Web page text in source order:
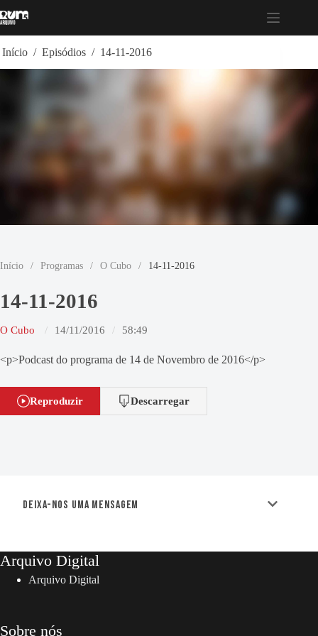
para
Início / Episódios / 14-11-2016
Início / Programas / O Cubo / 14-11-2016
14-11-2016
O Cubo 14/11/2016 58:49
<p>Podcast do programa de 14 de Novembro de 2016</p>
Reproduzir Descarregar
Deixa-nos uma mensagem
Arquivo Digital
Arquivo Digital
Sobre nós